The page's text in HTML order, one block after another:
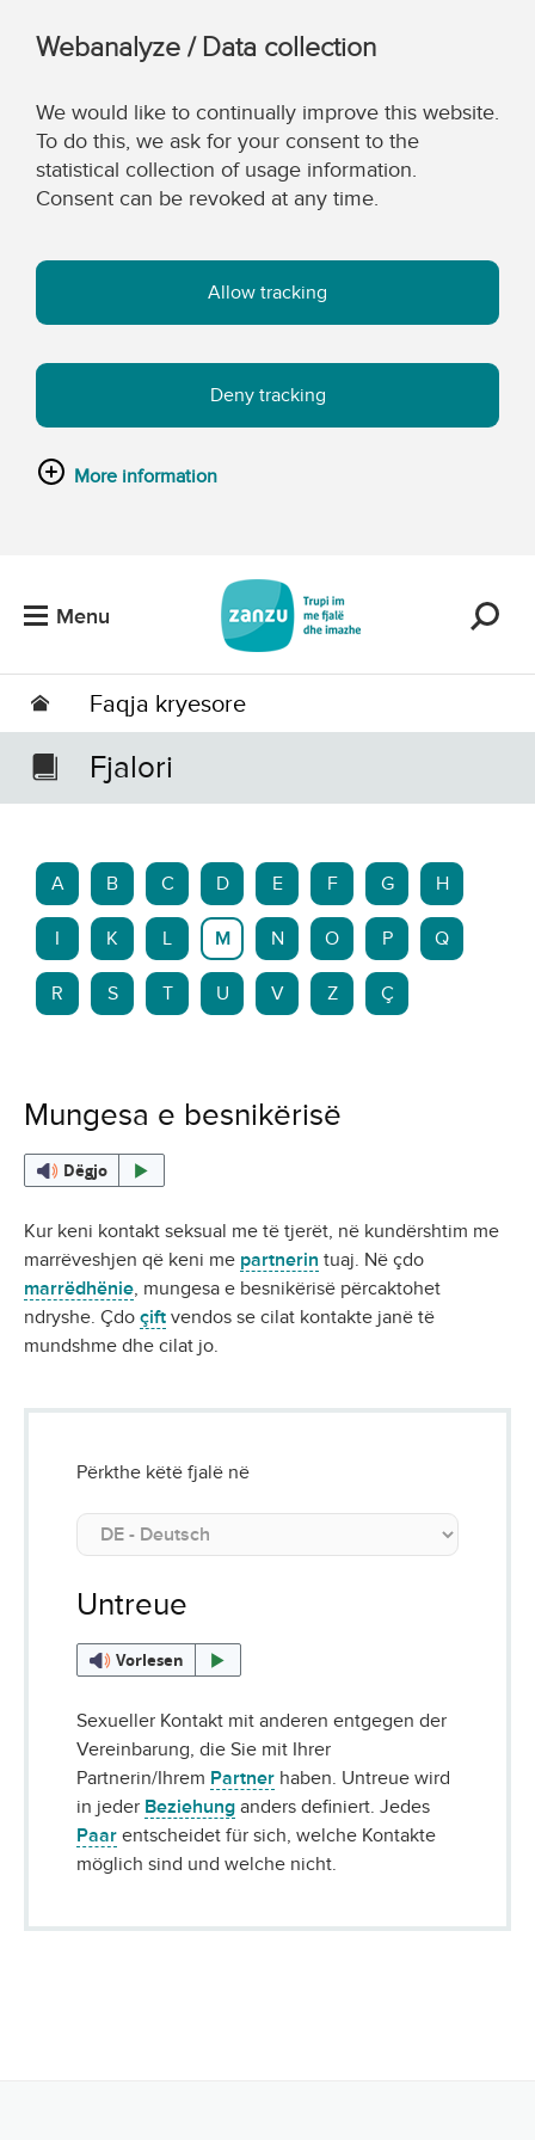
Webanalyze / Data collection
We would like to continually improve this website.
To do this, we ask for your consent to the
statistical collection of usage information.
Consent can be revoked at any time.
Allow tracking
Deny tracking
More information
Menu
Faqja kryesore
Fjalori
A B C D E F G H
K L M N O P Q
R S T U V Z Ç
Mungesa e besnikërisë
Dëgjo
Kur keni kontakt seksual me të tjerët, në kundërshtim me
marrëveshjen që keni me partnerin tuaj. Në çdo
marrëdhënie, mungesa e besnikërisë përcaktohet
ndryshe. Çdo çift vendos se cilat kontakte janë të
mundshme dhe cilat jo.
Përkthe këtë fjalë në
Untreue
Vorlesen
Sexueller Kontakt mit anderen entgegen der
Vereinbarung, die Sie mit Ihrer
Partnerin/Ihrem Partner haben. Untreue wird
in jeder Beziehung anders definiert. Jedes
Paar entscheidet für sich, welche Kontakte
möglich sind und welche nicht.